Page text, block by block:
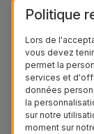
connexion
Si le port
nous
pièce par
gratuit !
Politique
Lors de
vous devez
permet la
services et
données
la
sur notre
moment sur